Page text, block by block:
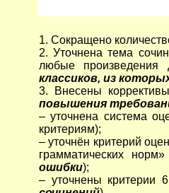
1. Сокращено
2. Уточнена тема
любые
классиков, из
3. Внесены
повышения
– уточнена система
критериям);
– уточнён критерий
грамматических
ошибки);
– уточнены критерии